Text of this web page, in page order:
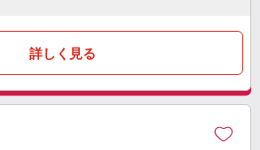
詳しく見る